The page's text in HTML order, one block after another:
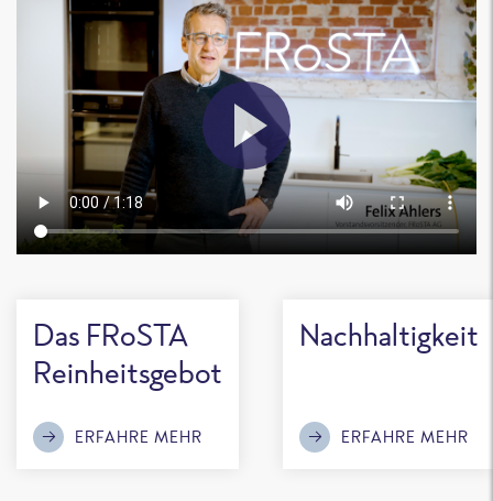
Das FRoSTA
Reinheitsgebot
ERFAHRE MEHR
Nachhaltigkeit
ERFAHRE MEHR